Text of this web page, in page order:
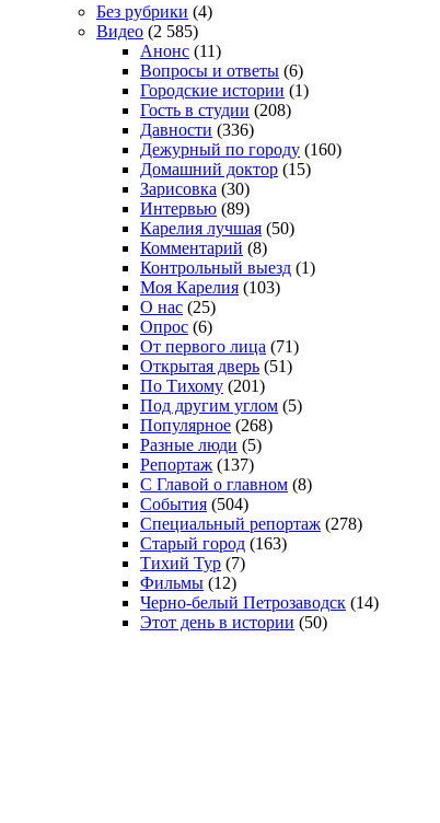
Без рубрики (4)
Видео (2 585)
Анонс (11)
Вопросы и ответы (6)
Городские истории (1)
Гость в студии (208)
Давности (336)
Дежурный по городу (160)
Домашний доктор (15)
Зарисовка (30)
Интервью (89)
Карелия лучшая (50)
Комментарий (8)
Контрольный выезд (1)
Моя Карелия (103)
О нас (25)
Опрос (6)
От первого лица (71)
Открытая дверь (51)
По Тихому (201)
Под другим углом (5)
Популярное (268)
Разные люди (5)
Репортаж (137)
С Главой о главном (8)
События (504)
Специальный репортаж (278)
Старый город (163)
Тихий Тур (7)
Фильмы (12)
Черно-белый Петрозаводск (14)
Этот день в истории (50)